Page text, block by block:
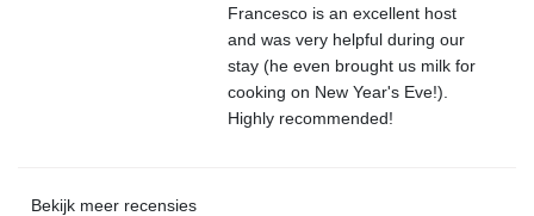
Francesco is an excellent host
and was very helpful during our
stay (he even brought us milk for
cooking on New Year's Eve!).
Highly recommended!
Bekijk meer recensies